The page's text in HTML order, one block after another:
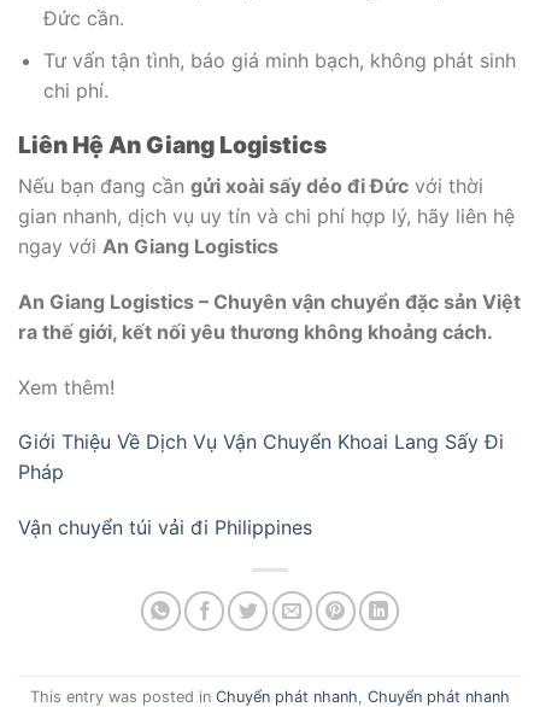
Đức cần.
Tư vấn tận tình, báo giá minh bạch, không phát sinh
chi phí.
Liên Hệ An Giang Logistics
Nếu bạn đang cần gửi xoài sấy dẻo đi Đức với thời
gian nhanh, dịch vụ uy tín và chi phí hợp lý, hãy liên hệ
ngay với An Giang Logistics
An Giang Logistics – Chuyên vận chuyển đặc sản Việt
ra thế giới, kết nối yêu thương không khoảng cách.
Xem thêm!
Giới Thiệu Về Dịch Vụ Vận Chuyển Khoai Lang Sấy Đi
Pháp
Vận chuyển túi vải đi Philippines
This entry was posted in Chuyển phát nhanh Chuyển phát nhanh